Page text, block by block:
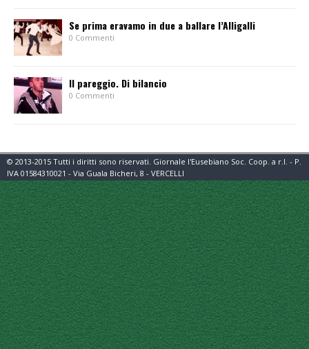
Se prima eravamo in due a ballare l’Alligalli
0 Commenti
Il pareggio. Di bilancio
0 Commenti
© 2013-2015 Tutti i diritti sono riservati. Giornale l'Eusebiano Soc. Coop. a r.l. - P.
IVA 01584310021 - Via Guala Bicheri, 8 - VERCELLI